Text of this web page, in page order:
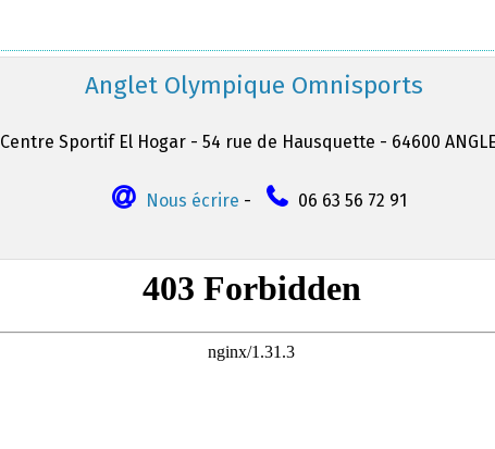
Anglet Olympique Omnisports
Centre Sportif El Hogar - 54 rue de Hausquette - 64600
Nous écrire - 06 63 56 72 91